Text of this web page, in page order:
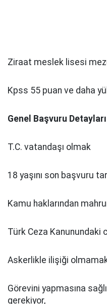
Ziraat meslek lisesi
Kpss 55 puan ve daha
Genel Başvuru Detayları
T.C. vatandaşı olmak
18 yaşını son başvuru
Kamu haklarından
Türk Ceza Kanunundaki
Askerlikle ilişiği
Görevini yapmasına
gerekiyor,